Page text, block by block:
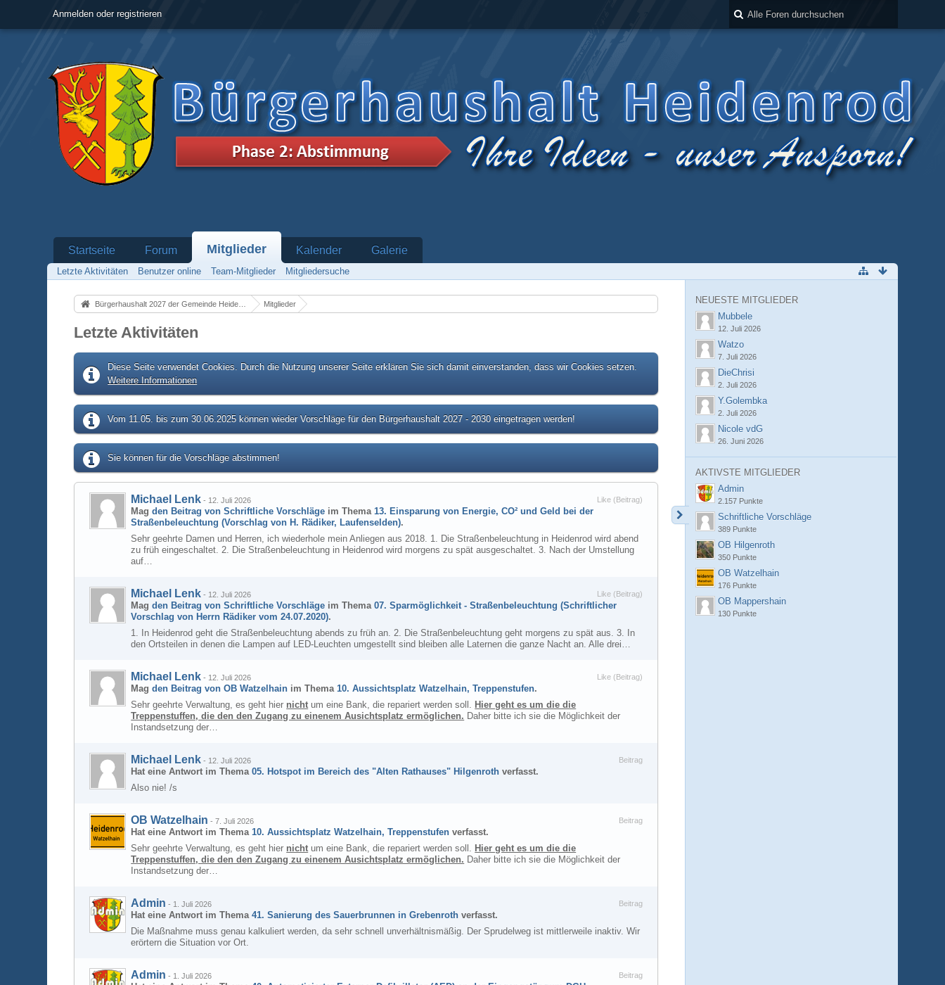
Anmelden oder registrieren
Startseite Forum Mitglieder Kalender Galerie
Letzte Aktivitäten Benutzer online Team-Mitglieder Mitgliedersuche
Bürgerhaushalt 2027 der Gemeinde Heidenrod Mitglieder
Letzte Aktivitäten
Diese Seite verwendet Cookies. Durch die Nutzung unserer Seite erklären Sie sich damit einverstanden, dass wir Cookies setzen.
Weitere Informationen
Vom 11.05. bis zum 30.06.2025 können wieder Vorschläge für den Bürgerhaushalt 2027 - 2030 eingetragen werden!
Sie können für die Vorschläge abstimmen!
Michael Lenk - 12. Juli 2026
Magden Beitrag vonSchriftliche Vorschläge im Thema13. Einsparung von Energie, CO² und Geld bei der
Straßenbeleuchtung (Vorschlag von H. Rädiker, Laufenselden).
Like (Beitrag)
Sehr geehrte Damen und Herren, ich wiederhole mein Anliegen aus 2018. 1. Die Straßenbeleuchtung in Heidenrod wird abend
zu früh eingeschaltet. 2. Die Straßenbeleuchtung in Heidenrod wird morgens zu spät ausgeschaltet. 3. Nach der Umstellung
auf…
Michael Lenk - 12. Juli 2026
Magden Beitrag vonSchriftliche Vorschläge im Thema07. Sparmöglichkeit - Straßenbeleuchtung (Schriftlicher
Vorschlag von Herrn Rädiker vom 24.07.2020).
Like (Beitrag)
1. In Heidenrod geht die Straßenbeleuchtung abends zu früh an. 2. Die Straßenbeleuchtung geht morgens zu spät aus. 3. In
den Ortsteilen in denen die Lampen auf LED-Leuchten umgestellt sind bleiben alle Laternen die ganze Nacht an. Alle drei…
Michael Lenk - 12. Juli 2026
Magden Beitrag vonOB Watzelhain im Thema10. Aussichtsplatz Watzelhain, Treppenstufen.
Like (Beitrag)
Sehr geehrte Verwaltung, es geht hier nicht um eine Bank, die repariert werden soll. Hier geht es um die die
Treppenstuffen, die den den Zugang zu einenem Ausichtsplatz ermöglichen. Daher bitte ich sie die Möglichkeit der
Instandsetzung der…
Michael Lenk - 12. Juli 2026
Hat eine Antwort im Thema05. Hotspot im Bereich des "Alten Rathauses" Hilgenroth verfasst.
Beitrag
Also nie! /s
OB Watzelhain -7. Juli 2026
Hat eine Antwort im Thema10. Aussichtsplatz Watzelhain, Treppenstufen verfasst.
Beitrag
Sehr geehrte Verwaltung, es geht hier nicht um eine Bank, die repariert werden soll. Hier geht es um die die
Treppenstuffen, die den den Zugang zu einenem Ausichtsplatz ermöglichen. Daher bitte ich sie die Möglichkeit der
Instandsetzung der…
Admin - 1. Juli 2026
Hat eine Antwort im Thema41. Sanierung des Sauerbrunnen in Grebenroth verfasst.
Beitrag
Die Maßnahme muss genau kalkuliert werden, da sehr schnell unverhältnismäßig. Der Sprudelweg ist mittlerweile inaktiv. Wir
erörtern die Situation vor Ort.
Admin - 1. Juli 2026 Beitrag
NEUESTE MITGLIEDER
Mubbele
12. Juli 2026
Watzo
7. Juli 2026
DieChrisi
2. Juli 2026
Y.Golembka
2. Juli 2026
Nicole vdG
26. Juni 2026
AKTIVSTE MITGLIEDER
Admin
2.157 Punkte
Schriftliche Vorschläge
389 Punkte
OB Hilgenroth
350 Punkte
OB Watzelhain
176 Punkte
OB Mappershain
130 Punkte